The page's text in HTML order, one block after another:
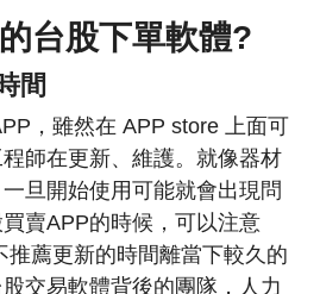
台股下單軟體?
間
，雖然在 APP store 上面可
師在更新、維護。就像器材
旦開始使用可能就會出現問
賣APP的時候，可以注意
推薦更新的時間離當下較久的
交易軟體背後的團隊，人力